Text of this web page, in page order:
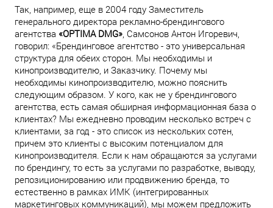
Так, например, еще в 2004 году Заместитель
генерального директора рекламно-брендингового
агентства «OPTIMA DMG», Самсонов Антон Игоревич,
говорил: «Брендинговое агентство - это универсальная
структура для обеих сторон. Мы необходимы и
кинопроизводителю, и Заказчику. Почему мы
необходимы кинопроизводителю, можно пояснить
следующим образом. У кого, как не у брендингового
агентства, есть самая обширная информационная база о
клиентах? Мы ежедневно проводим несколько встреч с
клиентами, за год - это список из нескольких сотен,
причем это клиенты с высоким потенциалом для
кинопроизводителя. Если к нам обращаются за услугами
по брендингу, то есть за услугами по разработке, выводу,
репозиционированию или продвижению бренда, то
естественно в рамках ИМК (интегрированных
маркетинговых коммуникаций), мы можем предложить